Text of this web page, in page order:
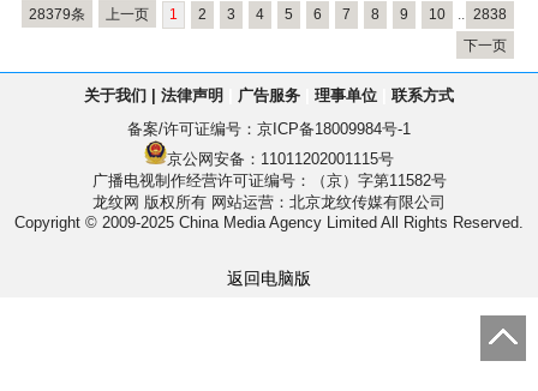
28379条 上一页 1 2 3 4 5 6 7 8 9 10 .. 2838
下一页
关于我们 法律声明 广告服务 理事单位
联系方式
备案/许可证编号： 京ICP备18009984号-1
京公网安备：11011202001115号
广播电视制作经营许可证编号：（京）字第11582号
龙纹网 版权所有 网站运营：北京龙纹传媒有限公司
Copyright © 2009-2025 China Media Agency Limited All Rights Reserved.
返回电脑版